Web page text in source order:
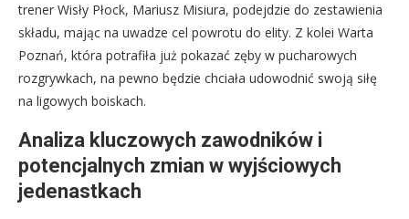
trener Wisły Płock, Mariusz Misiura, podejdzie do zestawienia
składu, mając na uwadze cel powrotu do elity. Z kolei Warta
Poznań, która potrafiła już pokazać zęby w pucharowych
rozgrywkach, na pewno będzie chciała udowodnić swoją siłę
na ligowych boiskach.
Analiza kluczowych zawodników i
potencjalnych zmian w wyjściowych
jedenastkach